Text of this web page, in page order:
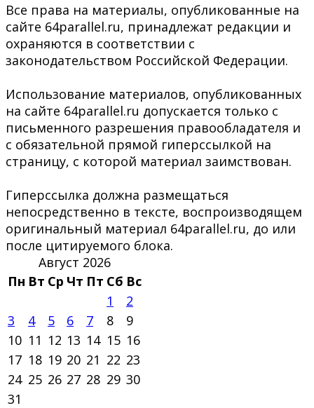
Все права на материалы, опубликованные на
сайте 64parallel.ru, принадлежат редакции и
охраняются в соответствии с
законодательством Российской Федерации.
Использование материалов, опубликованных
на сайте 64parallel.ru допускается только с
письменного разрешения правообладателя и
с обязательной прямой гиперссылкой на
страницу, с которой материал заимствован.
Гиперссылка должна размещаться
непосредственно в тексте, воспроизводящем
оригинальный материал 64parallel.ru, до или
после цитируемого блока.
Август 2026
Пн Вт Ср Чт Пт Сб Вс
1
2
3
4 5 6 7 8
9
10 11 12 13 14 15 16
17 18 19 20 21 22 23
24 25 26 27 28 29 30
31